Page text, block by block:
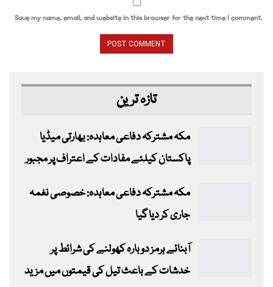
Save my name, email, and website in this browser for the next time I comment.
تازہ ترین
مکہ مشترکہ دفاعی معاہدہ: بھارتی میڈیا
پاکستان کیلئے مفادات کے اعتراف پر مجبور
مکہ مشترکہ دفاعی معاہدہ: خصوصی نغمہ
جاری کر دیا گیا
آبنائے ہرمز دوبارہ کھولنے کی شرائط پر
خدشات کے باعث تیل کی قیمتوں میں مزید